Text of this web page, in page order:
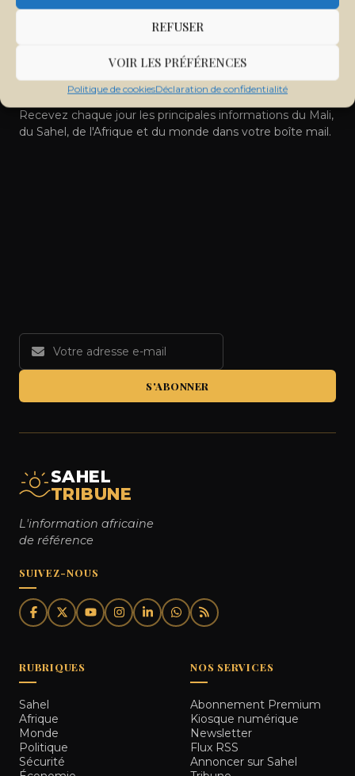
REFUSER
VOIR LES PRÉFÉRENCES
Politique de cookiesDéclaration de confidentialité
Restez informé de l'actualité du Sahel
Recevez chaque jour les principales informations du Mali,
du Sahel, de l'Afrique et du monde dans votre boîte mail.
S'ABONNER
SAHEL
TRIBUNE
L'information africaine
de référence
SUIVEZ-NOUS
RUBRIQUES
Sahel
Afrique
Monde
Politique
Sécurité
NOS SERVICES
Abonnement Premium
Kiosque numérique
Newsletter
Flux RSS
Annoncer sur Sahel